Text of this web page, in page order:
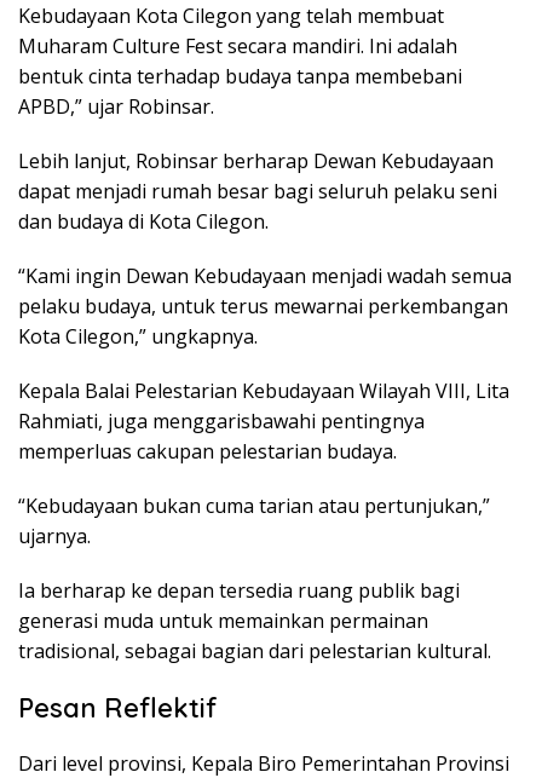
Kebudayaan Kota Cilegon yang telah membuat
Muharam Culture Fest secara mandiri. Ini adalah
bentuk cinta terhadap budaya tanpa membebani
APBD,” ujar Robinsar.
Lebih lanjut, Robinsar berharap Dewan Kebudayaan
dapat menjadi rumah besar bagi seluruh pelaku seni
dan budaya di Kota Cilegon.
“Kami ingin Dewan Kebudayaan menjadi wadah semua
pelaku budaya, untuk terus mewarnai perkembangan
Kota Cilegon,” ungkapnya.
Kepala Balai Pelestarian Kebudayaan Wilayah VIII, Lita
Rahmiati, juga menggarisbawahi pentingnya
memperluas cakupan pelestarian budaya.
“Kebudayaan bukan cuma tarian atau pertunjukan,”
ujarnya.
Ia berharap ke depan tersedia ruang publik bagi
generasi muda untuk memainkan permainan
tradisional, sebagai bagian dari pelestarian kultural.
Pesan Reflektif
Dari level provinsi, Kepala Biro Pemerintahan Provinsi